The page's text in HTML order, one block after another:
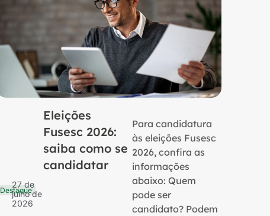
Destaque
27 de
julho de
2026
Eleições
Fusesc 2026:
saiba como se
candidatar
Para candidatura
às eleições Fusesc
2026, confira as
informações
abaixo: Quem
pode ser
candidato? Podem